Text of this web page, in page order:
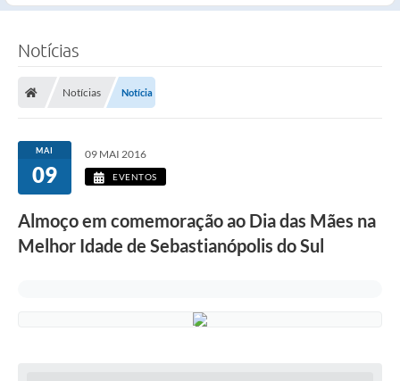
Notícias
Notícias Notícia
MAI
09
09 MAI 2016
EVENTOS
Almoço em comemoração ao Dia das Mães na
Melhor Idade de Sebastianópolis do Sul